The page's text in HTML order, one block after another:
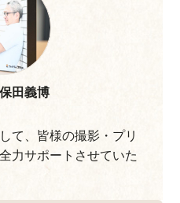
どの販売も、メーカーとの
担う販売店・窓口として購
ご相談ください。
田義博
て、皆様の撮影・プリ
力サポートさせていた